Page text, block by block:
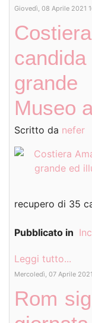
Giovedì, 08 Aprile 2021
Museo
Scritto da nefer
recupero di 35
Pubblicato in
Leggi tutto...
Mercoledì, 07 Aprile
Rom